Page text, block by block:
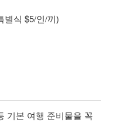
별식 $5/인/끼)
기본 여행 준비물을 꼭